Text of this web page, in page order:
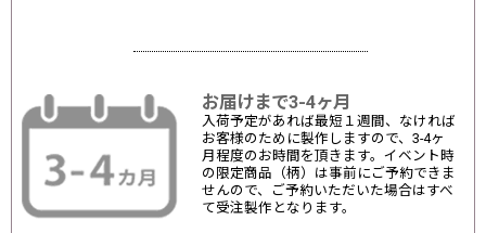
お届けまで3-4ヶ月
入荷予定があれば最短１週間、なければ
お客様のために製作しますので、3-4ヶ
月程度のお時間を頂きます。イベント時
の限定商品（柄）は事前にご予約できま
せんので、ご予約いただいた場合はすべ
て受注製作となります。